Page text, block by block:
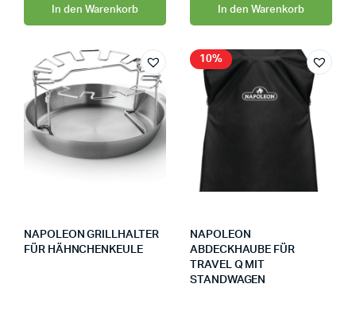
In den Warenkorb In den Warenkorb
NAPOLEON GRILLHALTER
FÜR HÄHNCHENKEULE
10%
NAPOLEON
ABDECKHAUBE FÜR
TRAVEL Q MIT
STANDWAGEN